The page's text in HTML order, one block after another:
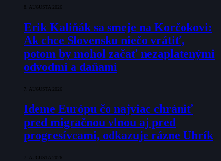
8. AUGUSTA 2026
Erik Kaliňák sa smeje na Korčokovi:
Ak chce Slovensku niečo vrátiť,
potom by mohol začať nezaplatenými
odvodmi a daňami
7. AUGUSTA 2026
Ideme Európu čo najviac chrániť
pred migračnou vlnou aj pred
progresívcami, odkazuje rázne Uhrík
7. AUGUSTA 2026